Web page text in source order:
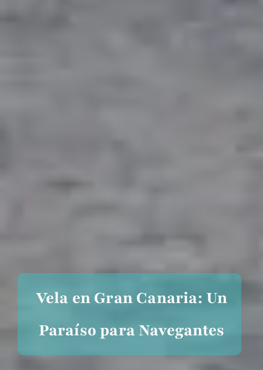
Vela en Gran Canaria: Un
Paraíso para Navegantes